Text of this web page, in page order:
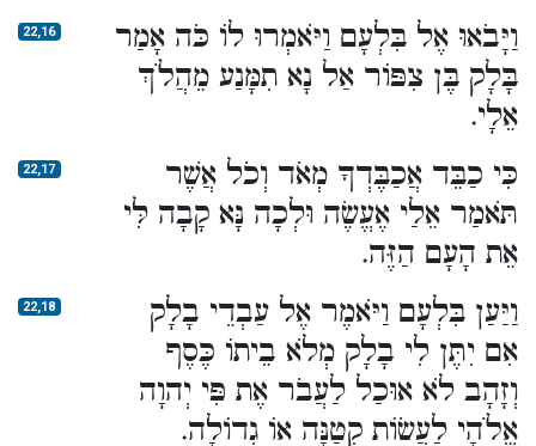
22,16
וַיָּבֹאוּ אֶל בִּלְעָם וַיֹּאמְרוּ לוֹ כֹּה אָמַר
בָּלָק בֶּן צִפּוֹר אַל נָא תִמָּנַע מֵהֲלֹךְ
אֵלָי.
22,17
כִּי כַבֵּד אֲכַבֶּדְךָ מְאֹד וְכֹל אֲשֶׁר
תֹּאמַר אֵלַי אֶעֱשֶׂה וּלְכָה נָּא קָבָה לִּי
אֵת הָעָם הַזֶּה.
22,18
וַיַּעַן בִּלְעָם וַיֹּאמֶר אֶל עַבְדֵי בָלָק
אִם יִתֶּן לִי בָלָק מְלֹא בֵיתוֹ כֶּסֶף
וְזָהָב לֹא אוּכַל לַעֲבֹר אֶת פִּי יְהוָה
אֱלֹהָי לַעֲשׂוֹת קְטַנָּה אוֹ גְדוֹלָה.